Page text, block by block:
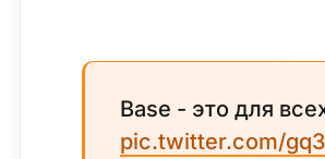
Base - это для
pic.twitter.com/